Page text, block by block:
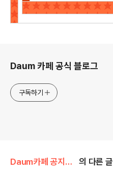
Daum 카페 공식 블로그
구독하기
Daum카페 공지사항/이벤트 의 다른 글